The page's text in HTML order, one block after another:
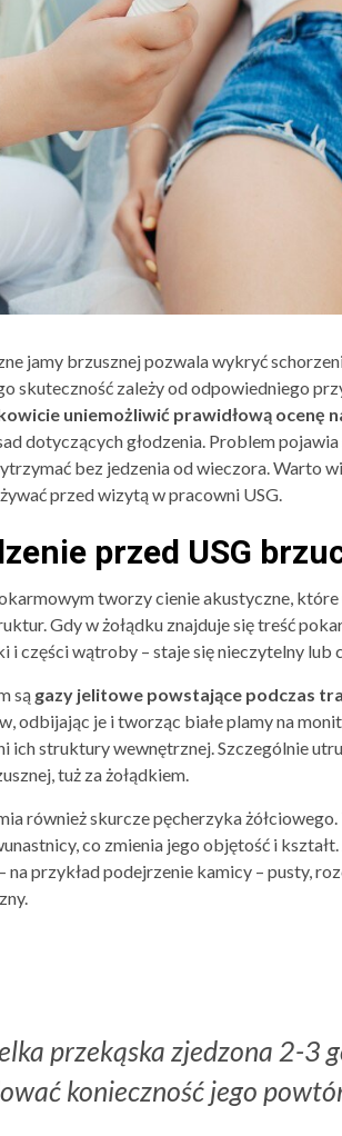
jamy brzusznej pozwala wykryć
skuteczność zależy od odpowiedniego
uniemożliwić prawidłową ocenę
dotyczących głodzenia. Problem
bez jedzenia od wieczora. Warto
przed wizytą w pracowni USG.
przed USG
tworzy cienie akustyczne,
Gdy w żołądku znajduje się treść
i części wątroby – staje się nieczytelny lub
są gazy jelitowe powstające podczas
odbijając je i tworząc białe plamy na
ich struktury wewnętrznej. Szczególnie
tuż za żołądkiem.
również skurcze pęcherzyka
co zmienia jego objętość i
na przykład podejrzenie kamicy – pusty,
przekąska zjedzona 2-3
konieczność jego